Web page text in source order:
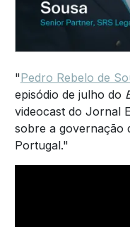
"Pedro Rebelo de
episódio de julho do
videocast do Jornal
sobre a governação
Portugal."